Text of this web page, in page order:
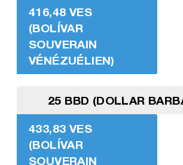
416,48 VES
(BOLÍVAR
SOUVERAIN
VÉNÉZUÉLIEN)
25 BBD (DOLLAR
433,83 VES
(BOLÍVAR
SOUVERAIN